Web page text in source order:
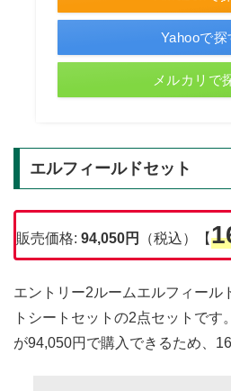
Yahooで探
メルカリで
エルフィールドセット
販売価格: 94,050円 （税込）【
エントリー2ルームエルフィール
トシートセットの2点セットです
が94,050円で購入できるため、